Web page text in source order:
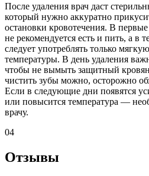
После удаления врач даст
который нужно аккуратно
остановки кровотечения. В
не рекомендуется есть и пить, а в
следует употреблять только
температуры. В день удаления
чтобы не вымыть защитный
чистить зубы можно, осторожно
Если в следующие дни появятся
или повысится температура —
врачу.
04
Отзывы